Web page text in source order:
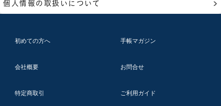
個人情報の取扱いについて
初めての方へ 手帳マガジン
会社概要 お問合せ
特定商取引 ご利用ガイド